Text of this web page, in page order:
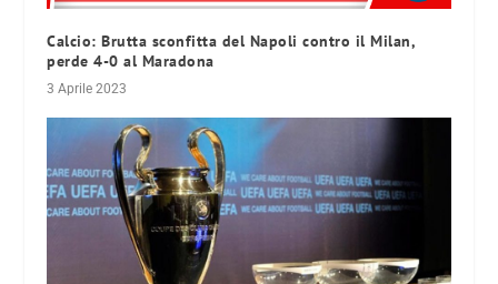
Calcio: Brutta sconfitta del Napoli contro il Milan,
perde 4-0 al Maradona
3 Aprile 2023